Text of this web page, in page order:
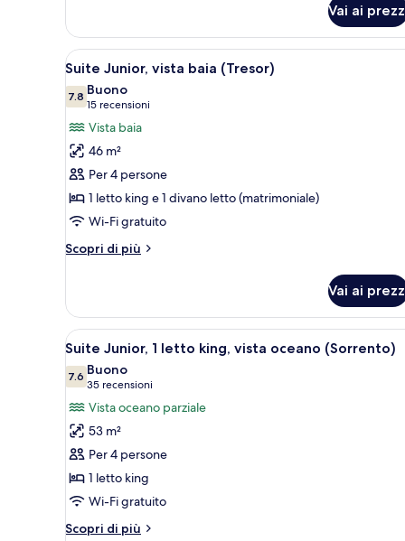
Deluxe,
letto
king,
vista
baia
Vai ai
Apri
tutte
le
foto
per
Suite
Junior,
vista
baia
(Tresor)
Camera d'albergo con un
2
Suite Junior, vista baia (Tresor)
7.87.8 su 10
Buono
15 recensioni
(15
recensioni)
Vista baia
46 m²
Per 4 persone
1 letto king e 1 divano letto (matrimoniale)
Wi-Fi gratuito
Scopri di più
Altri
Junior,
vista
baia
(Tresor)
Vai ai
Apri
tutte
le
foto
per
Suite
Junior,
1
letto
king,
Una camera d'hotel con un
2
Suite Junior, 1 letto king, vista oceano (Sorrento)
7.67.6 su 10
Buono
35 recensioni
(35
recensioni)
Vista oceano parziale
53 m²
Per 4 persone
1 letto king
Wi-Fi gratuito
Scopri di più
Altri